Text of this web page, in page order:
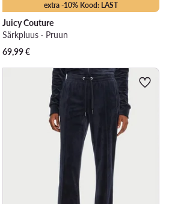
extra -10% Kood: LAST
Juicy Couture
Särkpluus · Pruun
69,99€